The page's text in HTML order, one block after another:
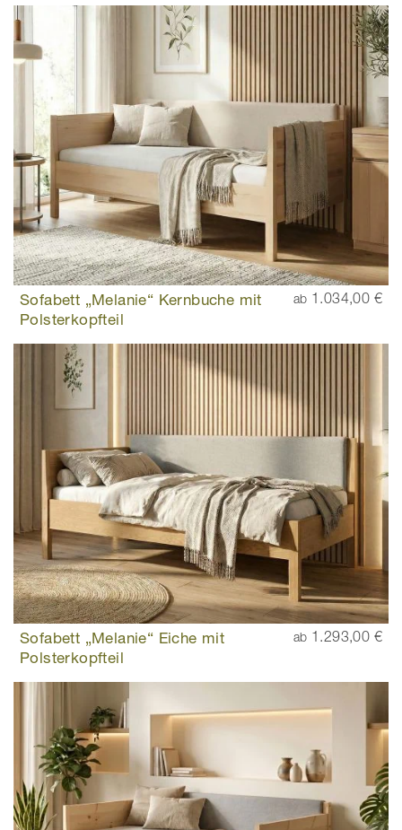
Sofabett „Melanie“ Kernbuche mit
Polsterkopfteil
ab 1.034,00 €
Sofabett „Melanie“ Eiche mit
Polsterkopfteil
ab 1.293,00 €